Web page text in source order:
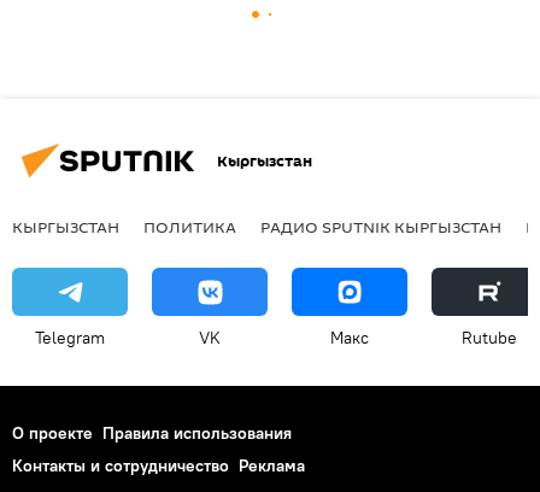
Кыргызстан
КЫРГЫЗСТАН ПОЛИТИКА РАДИО SPUTNIK КЫРГЫЗСТАН
Telegram VK Макс Rutube
О проекте Правила использования
Контакты и сотрудничество Реклама